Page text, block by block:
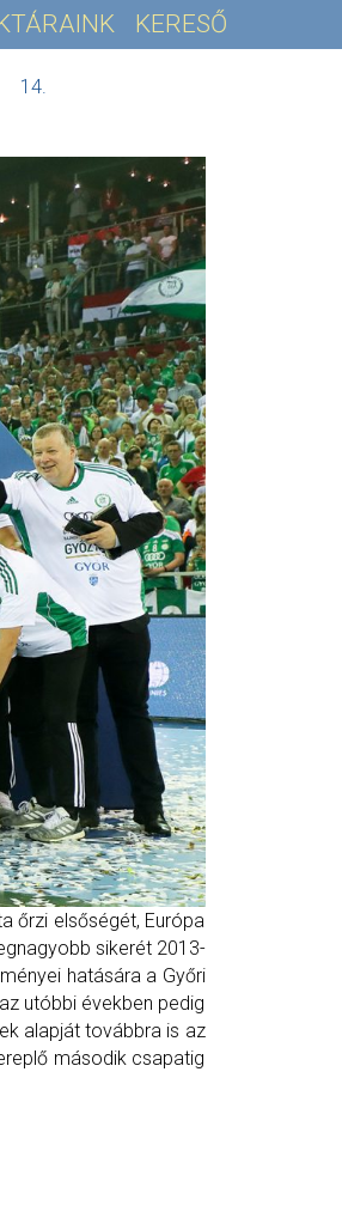
KERESŐ
14.
őrzi elsőségét, Európa
sikerét 2013-
hatására a Győri
utóbbi években pedig
alapját továbbra is az
második csapatig